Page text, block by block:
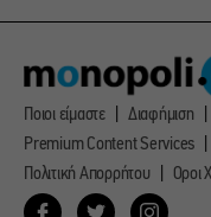
Ποιοι είμαστε Διαφήμιση
Premium Content Services
Πολιτική Απορρήτου
Οροι